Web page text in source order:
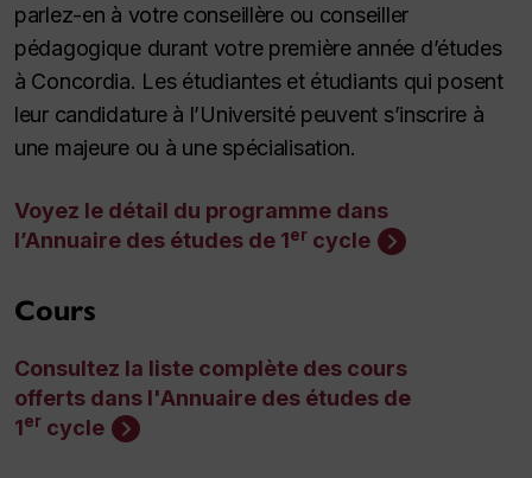
parlez-en à votre conseillère ou conseiller
pédagogique durant votre première année d’études
à Concordia. Les étudiantes et étudiants qui posent
leur candidature à l’Université peuvent s’inscrire à
une majeure ou à une spécialisation.
Voyez le détail du programme dans
l’Annuaire des études de 1er cycle
Cours
Consultez la liste complète des cours
offerts dans l'Annuaire des études de
1er cycle